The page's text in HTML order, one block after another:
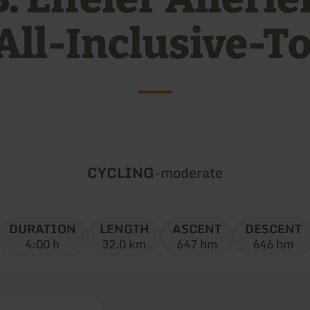
Inclusive-
Type
CYCLING-Difficulty:
moderate
DURATION
4:00 h
LENGTH
32.0 km
ASCENT
647 hm
DESCENT
646 hm